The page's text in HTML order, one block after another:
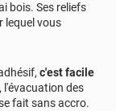
bois. Ses reliefs
lequel vous
c'est facile
l'évacuation des
fait sans accro.